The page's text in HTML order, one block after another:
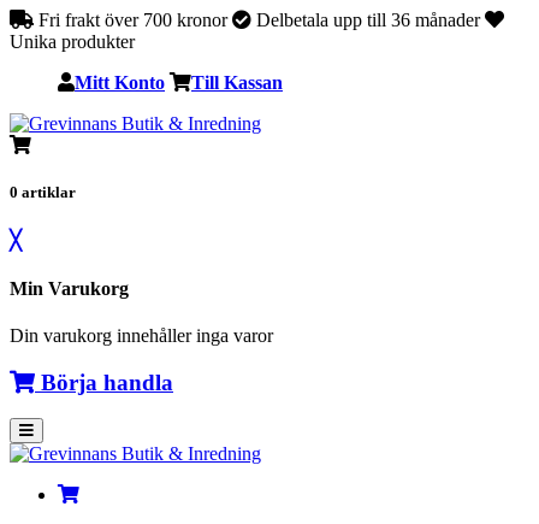
Fri frakt över 700 kronor
Delbetala upp till 36 månader
Unika produkter
Mitt Konto Till Kassan
0 artiklar
╳
Min Varukorg
Din varukorg innehåller inga varor
Börja handla